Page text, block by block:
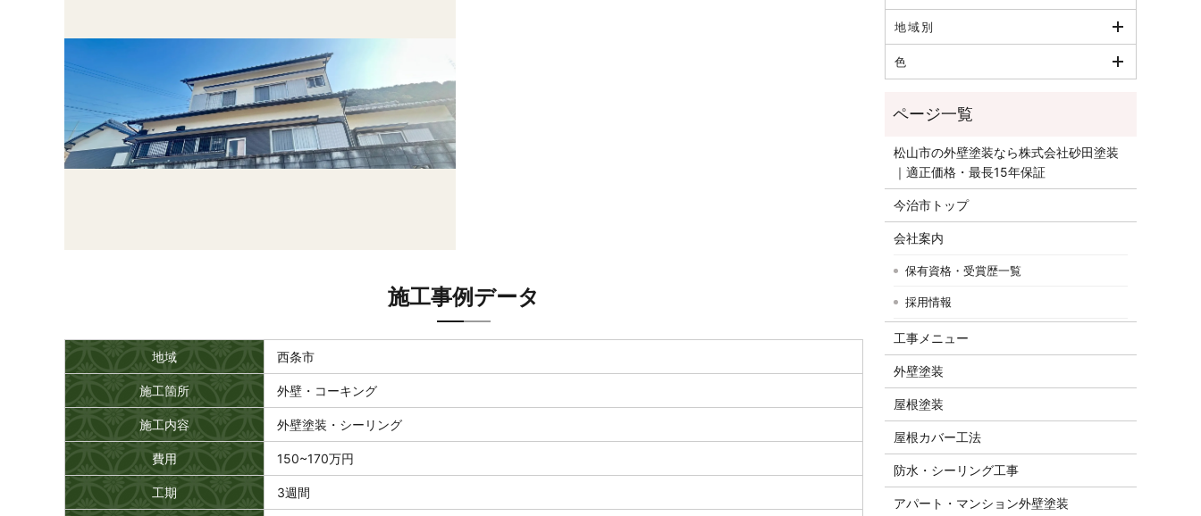
施工事例データ
地域 西条市
施工箇所 外壁・コーキング
施工内容 外壁塗装・シーリング
費用 150~170万円
工期 3週間
地域別
色
松山市の外壁塗装なら株式会社砂田塗装
｜適正価格・最長15年保証
今治市トップ
会社案内
保有資格・受賞歴一覧
採用情報
工事メニュー
外壁塗装
屋根塗装
屋根カバー工法
防水・シーリング工事
アパート・マンション外壁塗装